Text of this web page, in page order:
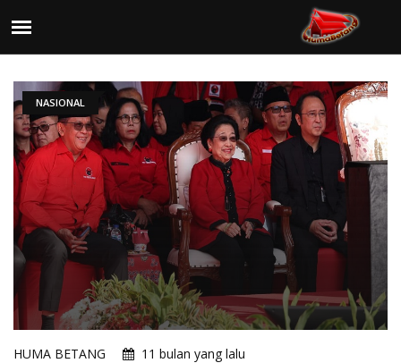
NASIONAL
HUMA BETANG
11 bulan yang lalu